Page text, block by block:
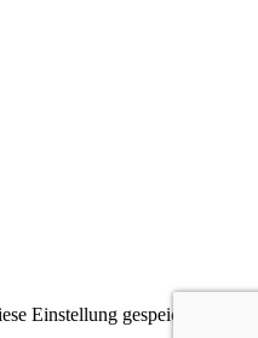
Einstellung gespeichert